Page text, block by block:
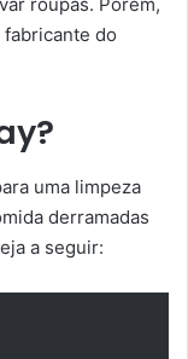
do
uma limpeza
derramadas
a seguir: